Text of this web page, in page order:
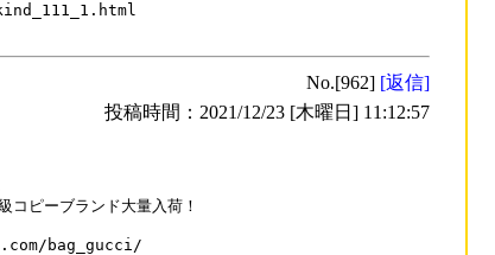
No.[962] [返信]
投稿時間：2021/12/23 [木曜日] 11:12:57
ピーブランド大量入荷！
bag_gucci/